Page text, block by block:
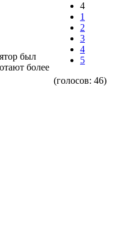
4
1
2
3
4
5
(голосов: 46)
был
более